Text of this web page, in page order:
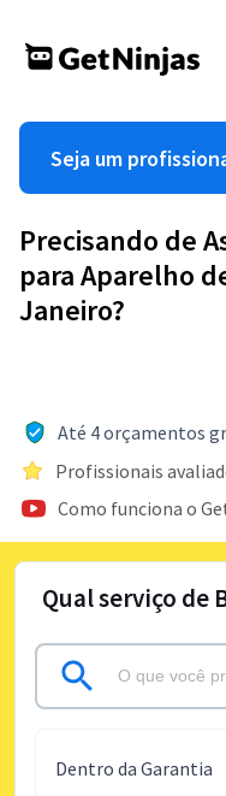
Seja um
Precisando de
para Aparelho
Janeiro?
Até 4 orçamentos
Profissionais
Como funciona o
Qual serviço de
Dentro da Garantia